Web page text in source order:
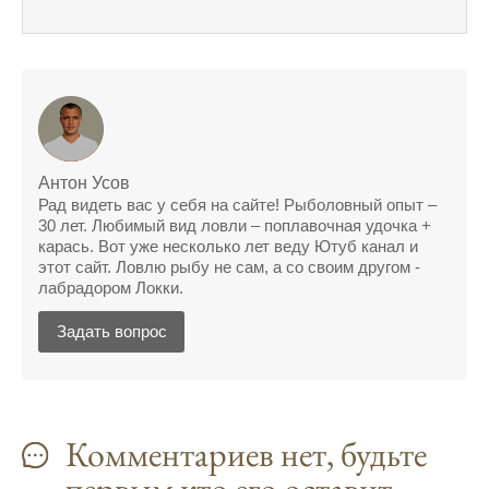
действительно работает
полной ерундой, ни одной рыбы не поймал
Поймал всего одну рыбу, несмотря на
Сегодняшний прогноз клева позволил мне
успешно поймать крупную щуку.
Прогноз клева на рыбалку на следующую
неделю обещает хорошие результаты.
Благодаря лунному календарю и прогнозу
ближайшие дни.
Антон Усов
Рад видеть вас у себя на сайте! Рыболовный опыт –
30 лет. Любимый вид ловли – поплавочная удочка +
карась. Вот уже несколько лет веду Ютуб канал и
этот сайт. Ловлю рыбу не сам, а со своим другом -
лабрадором Локки.
Задать вопрос
Комментариев нет, будьте